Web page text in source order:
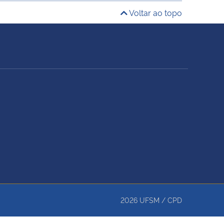
Voltar ao topo
2026 UFSM / CPD